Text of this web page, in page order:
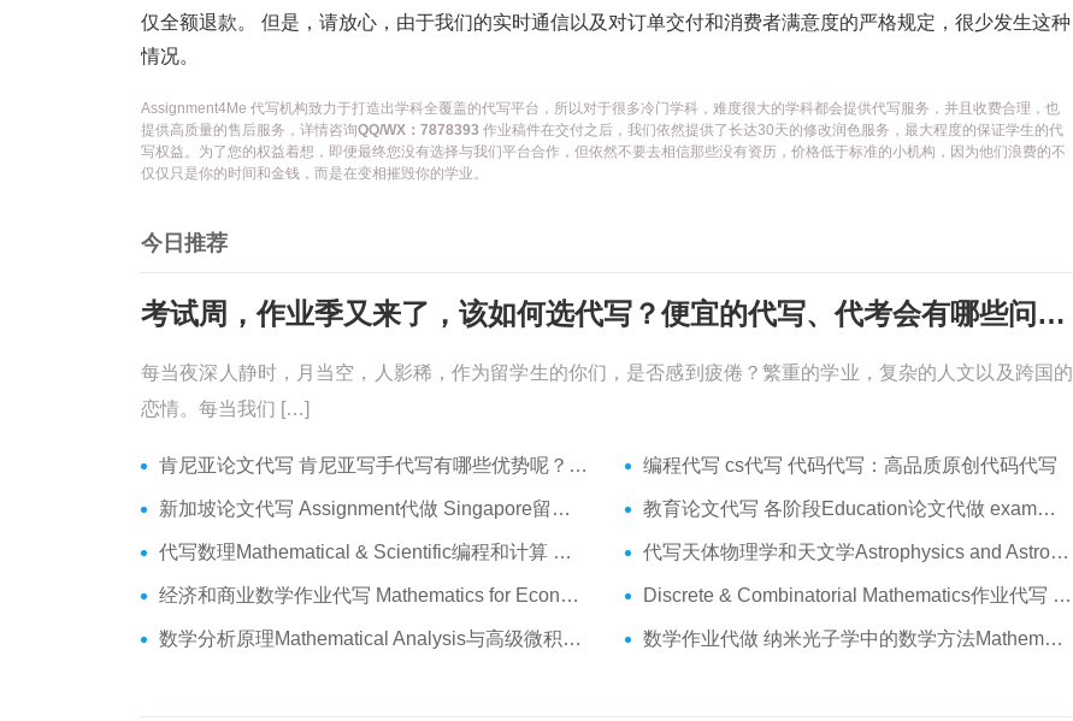
仅全额退款。 但是，请放心，由于我们的实时通信以及对订单交付和消费者满意度的严格规定，很少发生这种
情况。
Assignment4Me 代写机构致力于打造出学科全覆盖的代写平台，所以对于很多冷门学科，难度很大的学科都会提供代写服务，并且收费合理，也
提供高质量的售后服务，详情咨询QQ/WX：7878393 作业稿件在交付之后，我们依然提供了长达30天的修改润色服务，最大程度的保证学生的代
写权益。为了您的权益着想，即便最终您没有选择与我们平台合作，但依然不要去相信那些没有资历，价格低于标准的小机构，因为他们浪费的不
仅仅只是你的时间和金钱，而是在变相摧毁你的学业。
今日推荐
考试周，作业季又来了，该如何选代写？便宜的代写、代考会有哪些问题？
每当夜深人静时，月当空，人影稀，作为留学生的你们，是否感到疲倦？繁重的学业，复杂的人文以及跨国的
恋情。每当我们 […]
肯尼亚论文代写 肯尼亚写手代写有哪些优势呢？价格便宜吗？ 编程代写 cs代写 代码代写：高品质原创代码代写
新加坡论文代写 Assignment代做 Singapore留学生论文代写服务 教育论文代写 各阶段Education论文代做 exam代考
代写数理Mathematical & Scientific编程和计算 数学编程作业代做 代写天体物理学和天文学Astrophysics and Astronomy 天文学Assignment代做
经济和商业数学作业代写 Mathematics for Economics Business代做Online exam代考 Discrete & Combinatorial Mathematics作业代写 代写离散 组合数学Assignment代做
数学分析原理Mathematical Analysis与高级微积分代写 Assignment代做 数学作业代做 纳米光子学中的数学方法Mathematical Methods代写